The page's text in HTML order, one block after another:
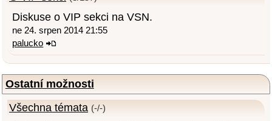
Diskuse o VIP sekci na VSN.
ne 24. srpen 2014 21:55
palucko
Ostatní možnosti
Všechna témata (-/-)